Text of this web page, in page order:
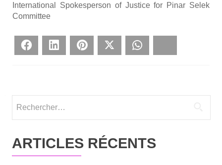
Inter­na­tio­nal Spo­kes­per­son of Jus­tice for Pinar Selek
Com­mit­tee
Face­bookLin­ke­dIn Pin­te­rest Twit­ter
ARTICLES RÉCENTS